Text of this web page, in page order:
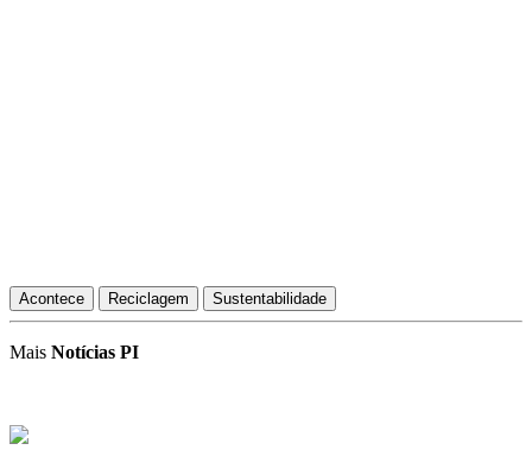
Acontece Reciclagem Sustentabilidade
Mais Notícias PI